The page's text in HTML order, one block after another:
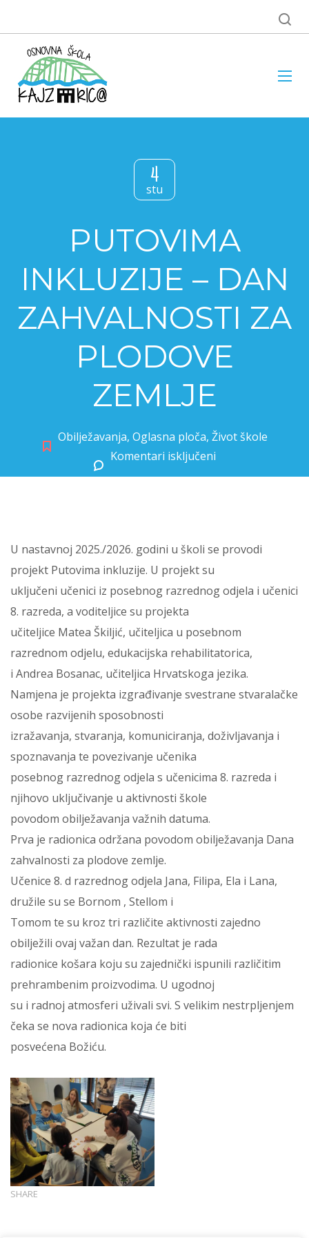
4
stu
PUTOVIMA
INKLUZIJE – DAN
ZAHVALNOSTI ZA
PLODOVE
ZEMLJE
Obilježavanja, Oglasna ploča, Život škole
Komentari isključeni
U nastavnoj 2025./2026. godini u školi se provodi
projekt Putovima inkluzije. U projekt su
uključeni učenici iz posebnog razrednog odjela i učenici
8. razreda, a voditeljice su projekta
učiteljice Matea Škiljić, učiteljica u posebnom
razrednom odjelu, edukacijska rehabilitatorica,
i Andrea Bosanac, učiteljica Hrvatskoga jezika.
Namjena je projekta izgrađivanje svestrane stvaralačke
osobe razvijenih sposobnosti
izražavanja, stvaranja, komuniciranja, doživljavanja i
spoznavanja te povezivanje učenika
posebnog razrednog odjela s učenicima 8. razreda i
njihovo uključivanje u aktivnosti škole
povodom obilježavanja važnih datuma.
Prva je radionica održana povodom obilježavanja Dana
zahvalnosti za plodove zemlje.
Učenice 8. d razrednog odjela Jana, Filipa, Ela i Lana,
družile su se Bornom , Stellom i
Tomom te su kroz tri različite aktivnosti zajedno
obilježili ovaj važan dan. Rezultat je rada
radionice košara koju su zajednički ispunili različitim
prehrambenim proizvodima. U ugodnoj
su i radnoj atmosferi uživali svi. S velikim nestrpljenjem
čeka se nova radionica koja će biti
posvećena Božiću.
SHARE